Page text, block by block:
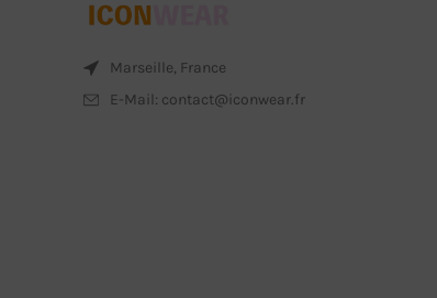
Marseille, France
E-Mail: contact@iconwear.fr